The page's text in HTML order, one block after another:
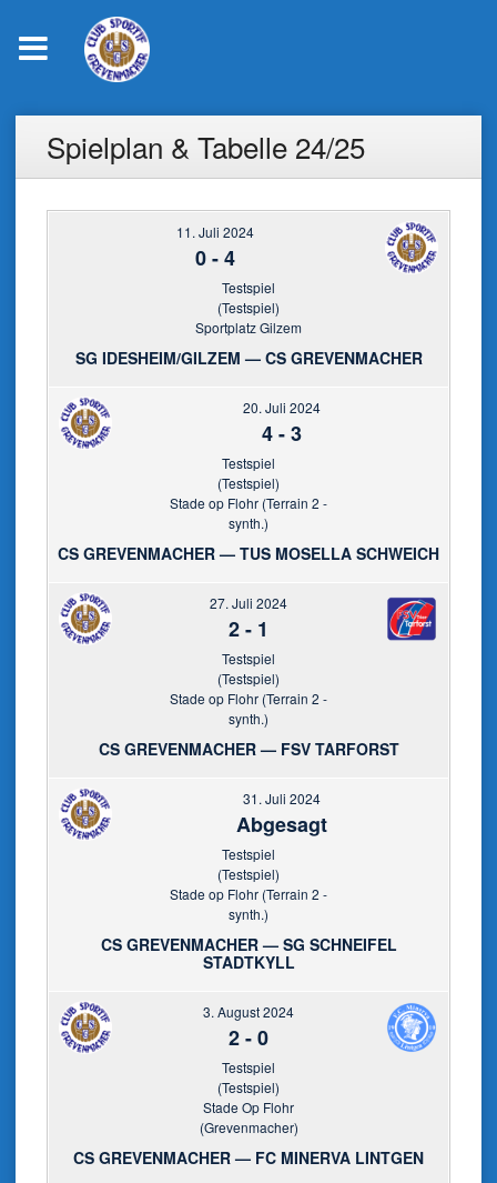
Spielplan & Tabelle 24/25
11. Juli 2024
0-4
Testspiel
(Testspiel)
Sportplatz Gilzem
SG IDESHEIM/GILZEM — CS GREVENMACHER
20. Juli 2024
4-3
Testspiel
(Testspiel)
Stade op Flohr (Terrain 2 -
synth.)
CS GREVENMACHER — TUS MOSELLA SCHWEICH
27. Juli 2024
2- 1
Testspiel
(Testspiel)
Stade op Flohr (Terrain 2 -
synth.)
CS GREVENMACHER — FSV TARFORST
31. Juli 2024
Abgesagt
Testspiel
(Testspiel)
Stade op Flohr (Terrain 2 -
synth.)
CS GREVENMACHER — SG SCHNEIFEL
STADTKYLL
3. August 2024
2-0
Testspiel
(Testspiel)
Stade Op Flohr
(Grevenmacher)
CS GREVENMACHER — FC MINERVA LINTGEN